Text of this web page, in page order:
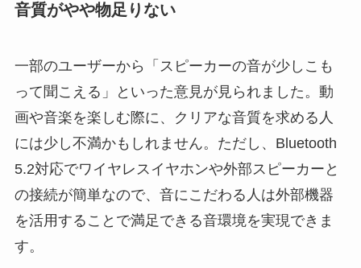
音質がやや物足りない
一部のユーザーから「スピーカーの音が少しこも
って聞こえる」といった意見が見られました。動
画や音楽を楽しむ際に、クリアな音質を求める人
には少し不満かもしれません。ただし、Bluetooth
5.2対応でワイヤレスイヤホンや外部スピーカーと
の接続が簡単なので、音にこだわる人は外部機器
を活用することで満足できる音環境を実現できま
す。